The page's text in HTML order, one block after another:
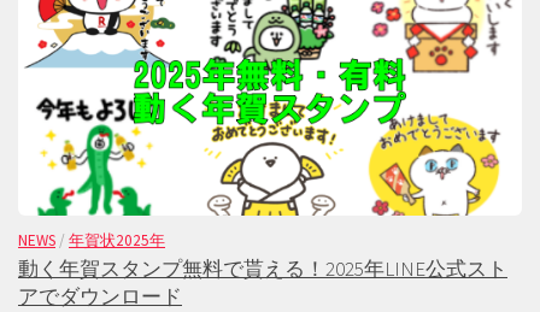
NEWS / 年賀状2025年
動く年賀スタンプ無料で貰える！2025年LINE公式スト
アでダウンロード